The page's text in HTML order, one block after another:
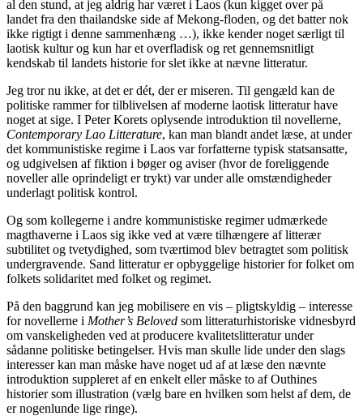
al den stund, at jeg aldrig har været i Laos (kun kigget over på
landet fra den thailandske side af Mekong-floden, og det batter nok
ikke rigtigt i denne sammenhæng …), ikke kender noget særligt til
laotisk kultur og kun har et overfladisk og ret gennemsnitligt
kendskab til landets historie for slet ikke at nævne litteratur.
Jeg tror nu ikke, at det er dét, der er miseren. Til gengæld kan de
politiske rammer for tilblivelsen af moderne laotisk litteratur have
noget at sige. I Peter Korets oplysende introduktion til novellerne,
Contemporary Lao Litterature, kan man blandt andet læse, at under
det kommunistiske regime i Laos var forfatterne typisk statsansatte,
og udgivelsen af fiktion i bøger og aviser (hvor de foreliggende
noveller alle oprindeligt er trykt) var under alle omstændigheder
underlagt politisk kontrol.
Og som kollegerne i andre kommunistiske regimer udmærkede
magthaverne i Laos sig ikke ved at være tilhængere af litterær
subtilitet og tvetydighed, som tværtimod blev betragtet som politisk
undergravende. Sand litteratur er opbyggelige historier for folket om
folkets solidaritet med folket og regimet.
På den baggrund kan jeg mobilisere en vis – pligtskyldig – interesse
for novellerne i Mother’s Beloved som litteraturhistoriske vidnesbyrd
om vanskeligheden ved at producere kvalitetslitteratur under
sådanne politiske betingelser. Hvis man skulle lide under den slags
interesser kan man måske have noget ud af at læse den nævnte
introduktion suppleret af en enkelt eller måske to af Outhines
historier som illustration (vælg bare en hvilken som helst af dem, de
er nogenlunde lige ringe).